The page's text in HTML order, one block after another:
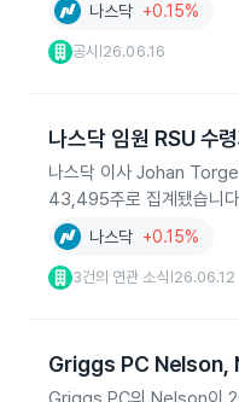
나스닥 +0.15%
공시 26.06.16
나스닥 임원 RSU 수
나스닥 이사 Johan
43,495주로 집계됐습니
나스닥 +0.15%
3건의 연관 소식 26.06.12
Griggs PC Nelson,